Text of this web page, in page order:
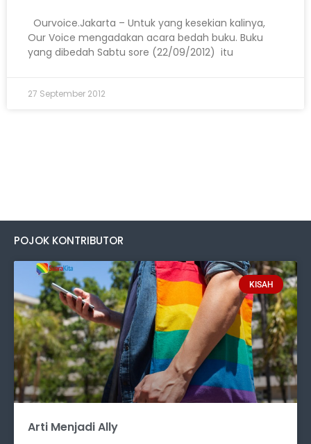
Ourvoice.Jakarta – Untuk yang kesekian kalinya,
Our Voice mengadakan acara bedah buku. Buku
yang dibedah Sabtu sore (22/09/2012) itu
27 September 2012
POJOK KONTRIBUTOR
KISAH
Arti Menjadi Ally